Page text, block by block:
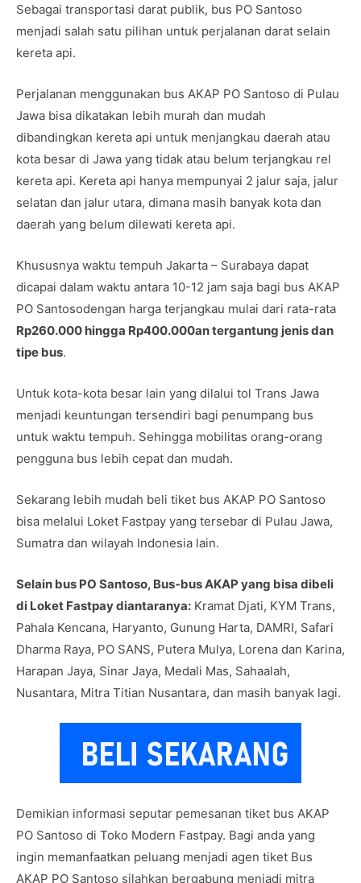
Sebagai transportasi darat publik, bus PO Santoso
menjadi salah satu pilihan untuk perjalanan darat selain
kereta api.
Perjalanan menggunakan bus AKAP PO Santoso di Pulau
Jawa bisa dikatakan lebih murah dan mudah
dibandingkan kereta api untuk menjangkau daerah atau
kota besar di Jawa yang tidak atau belum terjangkau rel
kereta api. Kereta api hanya mempunyai 2 jalur saja, jalur
selatan dan jalur utara, dimana masih banyak kota dan
daerah yang belum dilewati kereta api.
Khususnya waktu tempuh Jakarta – Surabaya dapat
dicapai dalam waktu antara 10-12 jam saja bagi bus AKAP
PO Santosodengan harga terjangkau mulai dari rata-rata
Rp260.000 hingga Rp400.000an tergantung jenis dan
tipe bus.
Untuk kota-kota besar lain yang dilalui tol Trans Jawa
menjadi keuntungan tersendiri bagi penumpang bus
untuk waktu tempuh. Sehingga mobilitas orang-orang
pengguna bus lebih cepat dan mudah.
Sekarang lebih mudah beli tiket bus AKAP PO Santoso
bisa melalui Loket Fastpay yang tersebar di Pulau Jawa,
Sumatra dan wilayah Indonesia lain.
Selain bus PO Santoso, Bus-bus AKAP yang bisa dibeli
di Loket Fastpay diantaranya: Kramat Djati, KYM Trans,
Pahala Kencana, Haryanto, Gunung Harta, DAMRI, Safari
Dharma Raya, PO SANS, Putera Mulya, Lorena dan Karina,
Harapan Jaya, Sinar Jaya, Medali Mas, Sahaalah,
Nusantara, Mitra Titian Nusantara, dan masih banyak lagi.
Demikian informasi seputar pemesanan tiket bus AKAP
PO Santoso di Toko Modern Fastpay. Bagi anda yang
ingin memanfaatkan peluang menjadi agen tiket Bus
AKAP PO Santoso silahkan bergabung menjadi mitra